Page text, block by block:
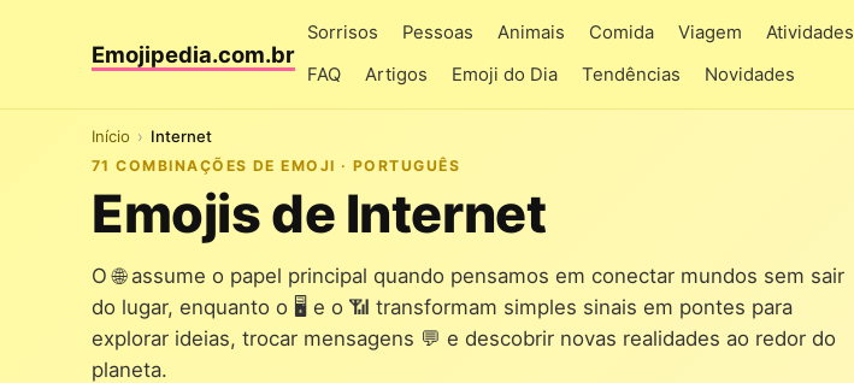
Emojipedia.com.br
Sorrisos Pessoas Animais Comida Viagem Atividades
FAQ
Artigos Emoji do Dia Tendências Novidades
Início Internet
71 COMBINAÇÕES DE EMOJI · PORTUGUÊS
Emojis de Internet
O 🌐 assume o papel principal quando pensamos em conectar mundos sem sair
do lugar, enquanto o 🖥️ e o 📶 transformam simples sinais em pontes para
explorar ideias, trocar mensagens 💬 e descobrir novas realidades ao redor do
planeta.